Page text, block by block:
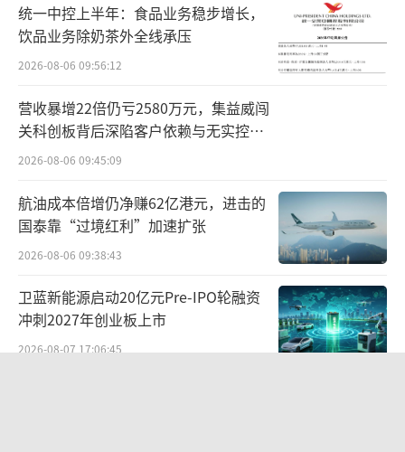
山泉和创始人钟睒睒的谣言及其真相|比流量重
要的是真相，是基于事实本身的善恶是非判
断》的文章，针对网上流传的相关谣言进行了
汇总回应和澄清。
不难看出，在算法和流量的加持下，网络
暴力比以往展示出了更为影响深远的危害。
结语
未来将继续加强品牌建设，持续加大水源地的
宣传和对饮料产品的提升、创新，进一步发展
和夯实水和饮料双引擎的格局，持续壮大农夫
统一中控上半年：食品业务稳步增长，
饮品业务除奶茶外全线承压
2026-08-06 09:56:12
营收暴增22倍仍亏2580万元，集益威闯
关科创板背后深陷客户依赖与无实控人
困局
2026-08-06 09:45:09
航油成本倍增仍净赚62亿港元，进击的
国泰靠“过境红利”加速扩张
2026-08-06 09:38:43
卫蓝新能源启动20亿元Pre-IPO轮融资
冲刺2027年创业板上市
2026-08-07 17:06:45